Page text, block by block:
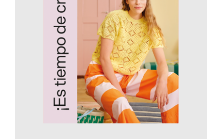
AÑADIR AL CARRITO
/
DETALLES